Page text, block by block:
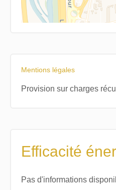
Mentions légales
Provision sur charges
Efficacité
Pas d'informations